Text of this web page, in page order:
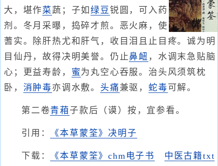
大，堪作菜 蔬；子如绿豆锐圆，可入药
剂。冬月采曝，捣碎才煎。恶火麻，使
蓍实。除肝热尤和肝气，收目泪且止目疼。诚为明
目仙丹，故得决明美誉。仍止鼻衄 ，水调末急贴脑
心；更益寿龄， 蜜为丸空心吞服。治头风须筑枕
卧， 消肿毒亦调水敷。 头痛 兼驱，蛇毒 可解。
第二卷青葙 子款后（谟）按，宜参看。
引用： 《本草蒙筌》决明子
下载： 《本草蒙筌》chm电子书
中医古籍txt